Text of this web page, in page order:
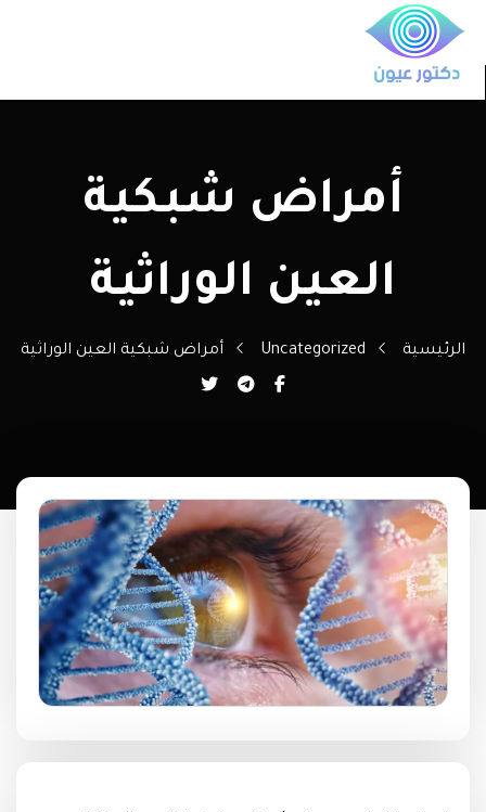
أمراض شبكية
العين الوراثية
الرئيسية Uncategorized أمراض شبكية العين الوراثية